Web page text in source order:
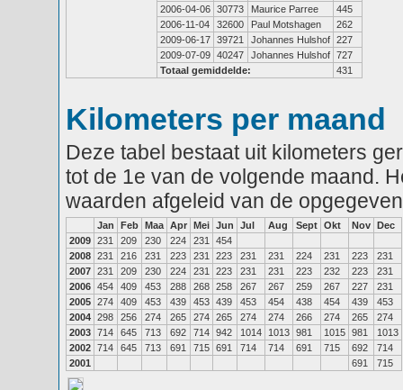
2006-04-06 30773 Maurice Parree
445
2006-11-04
32600 Paul Motshagen
262
2009-06-17 39721 Johannes Hulshof 227
2009-07-09 40247 Johannes Hulshof 727
Totaal gemiddelde:
431
Kilometers per maand
Deze tabel bestaat uit kilometers
tot de 1e van de volgende maand.
waarden afgeleid van de
Jan Feb Maa Apr Mei Jun Jul Aug Sept Okt Nov Dec
2009 231 209 230 224 231
454
2008 231 216 231 223 231 223 231 231 224 231 223
231
2007 231 209 230 224 231 223 231 231 223 232 223
231
2006 454 409 453 288 268 258 267 267 259 267 227
231
2005 274 409 453 439 453 439 453 454 438 454 439
453
2004 298 256 274 265 274 265 274 274 266 274 265
274
2003 714 645 713 692 714 942 1014 1013 981 1015 981
1013
2002 714 645 713 691 715 691 714 714 691 715 692
714
2001
691 715